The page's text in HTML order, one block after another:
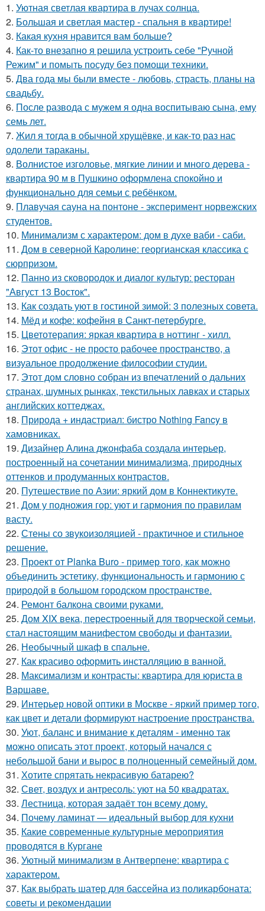
1. Уютная светлая квартира в лучах солнца.
2. Большая и светлая мастер - спальня в квартире!
3. Какая кухня нравится вам больше?
4. Как-то внезапно я решила устроить себе "Ручной
Режим" и помыть посуду без помощи техники.
5. Два года мы были вместе - любовь, страсть, планы на
свадьбу.
6. После развода с мужем я одна воспитываю сына, ему
семь лет.
7. Жил я тогда в обычной хрущёвке, и как-то раз нас
одолели тараканы.
8. Волнистое изголовье, мягкие линии и много дерева -
квартира 90 м в Пушкино оформлена спокойно и
функционально для семьи с ребёнком.
9. Плавучая сауна на понтоне - эксперимент норвежских
студентов.
10. Минимализм с характером: дом в духе ваби - саби.
11. Дом в северной Каролине: георгианская классика с
сюрпризом.
12. Панно из сковородок и диалог культур: ресторан
"Август 13 Восток".
13. Как создать уют в гостиной зимой: 3 полезных совета.
14. Мёд и кофе: кофейня в Санкт-петербурге.
15. Цветотерапия: яркая квартира в ноттинг - хилл.
16. Этот офис - не просто рабочее пространство, а
визуальное продолжение философии студии.
17. Этот дом словно собран из впечатлений о дальних
странах, шумных рынках, текстильных лавках и старых
английских коттеджах.
18. Природа + индастриал: бистро Nothing Fancy в
хамовниках.
19. Дизайнер Алина джонфаба создала интерьер,
построенный на сочетании минимализма, природных
оттенков и продуманных контрастов.
20. Путешествие по Азии: яркий дом в Коннектикуте.
21. Дом у подножия гор: уют и гармония по правилам
васту.
22. Стены со звукоизоляцией - практичное и стильное
решение.
23. Проект от Planka Buro - пример того, как можно
объединить эстетику, функциональность и гармонию с
природой в большом городском пространстве.
24. Ремонт балкона своими руками.
25. Дом XIX века, перестроенный для творческой семьи,
стал настоящим манифестом свободы и фантазии.
26. Необычный шкаф в спальне.
27. Как красиво оформить инсталляцию в ванной.
28. Максимализм и контрасты: квартира для юриста в
Варшаве.
29. Интерьер новой оптики в Москве - яркий пример того,
как цвет и детали формируют настроение пространства.
30. Уют, баланс и внимание к деталям - именно так
можно описать этот проект, который начался с
небольшой бани и вырос в полноценный семейный дом.
31. Хотите спрятать некрасивую батарею?
32. Свет, воздух и антресоль: уют на 50 квадратах.
33. Лестница, которая задаёт тон всему дому.
34. Почему ламинат — идеальный выбор для кухни
35. Какие современные культурные мероприятия
проводятся в Кургане
36. Уютный минимализм в Антверпене: квартира с
характером.
37. Как выбрать шатер для бассейна из поликарбоната:
советы и рекомендации